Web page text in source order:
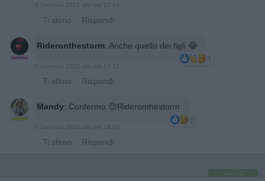
6 Gennaio 2022 alle ore 17:04
· Ti stimo · Rispondi
Rideronthestorm: Anche quello dei figli 😂
3
6 Gennaio 2022 alle ore 17:12
· Ti stimo · Rispondi
Mandy: Confermo 😉Rideronthestorm
3
6 Gennaio 2022 alle ore 18:00
· Ti stimo · Rispondi
pubblicità